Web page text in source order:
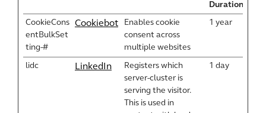
Duration
CookieCons
entBulkSet
ting-#
Cookiebot
Enables cookie
consent across
multiple websites
1 year
lidc LinkedIn
Registers which
server-cluster is
serving the visitor.
This is used in
1 day